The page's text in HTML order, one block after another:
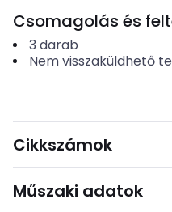
Csomagolás és
3 darab
Nem visszaküldhető
Cikkszámok
Műszaki adatok